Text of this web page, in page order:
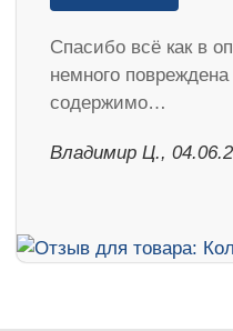
Спасибо всё как в
немного повреждена
содержимо…
Владимир Ц.,